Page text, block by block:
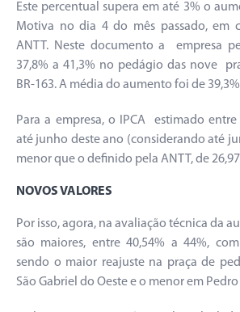
Este percentual supera em até 3% o
Motiva no dia 4 do mês passado, em
ANTT. Neste documento a empresa
37,8% a 41,3% no pedágio das nove
BR-163. A média do aumento foi de
Para a empresa, o IPCA estimado
até junho deste ano (considerando até
menor que o definido pela ANTT, de
NOVOS VALORES
Por isso, agora, na avaliação técnica da
são maiores, entre 40,54% a 44%,
sendo o maior reajuste na praça de
São Gabriel do Oeste e o menor em